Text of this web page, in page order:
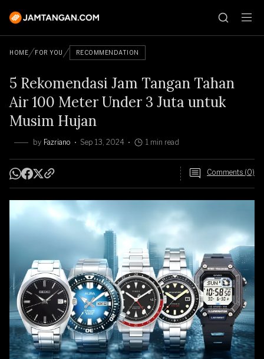
HOME FOR YOU RECOMMENDATION
5 Rekomendasi Jam Tangan Tahan
Air 100 Meter Under 3 Juta untuk
Musim Hujan
by Fazriano Sep 13, 2024 1 min read
Comments (0)